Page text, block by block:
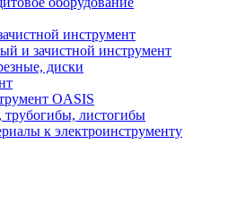
инструмент
и зачистной инструмент
диски
OASIS
листогибы
к электроинструменту